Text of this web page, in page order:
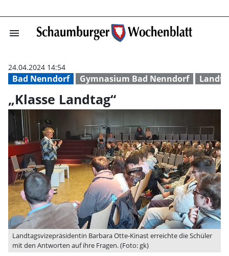
menu „Klasse
Bad Nenndorf Gymnasium Bad Nenndorf
24.04.2024 14:54
„Klasse Landtag“
Landtagsvizepräsidentin Barbara Otte-Kinast erreichte die Schüler
mit den Antworten auf ihre Fragen. (Foto: gk)